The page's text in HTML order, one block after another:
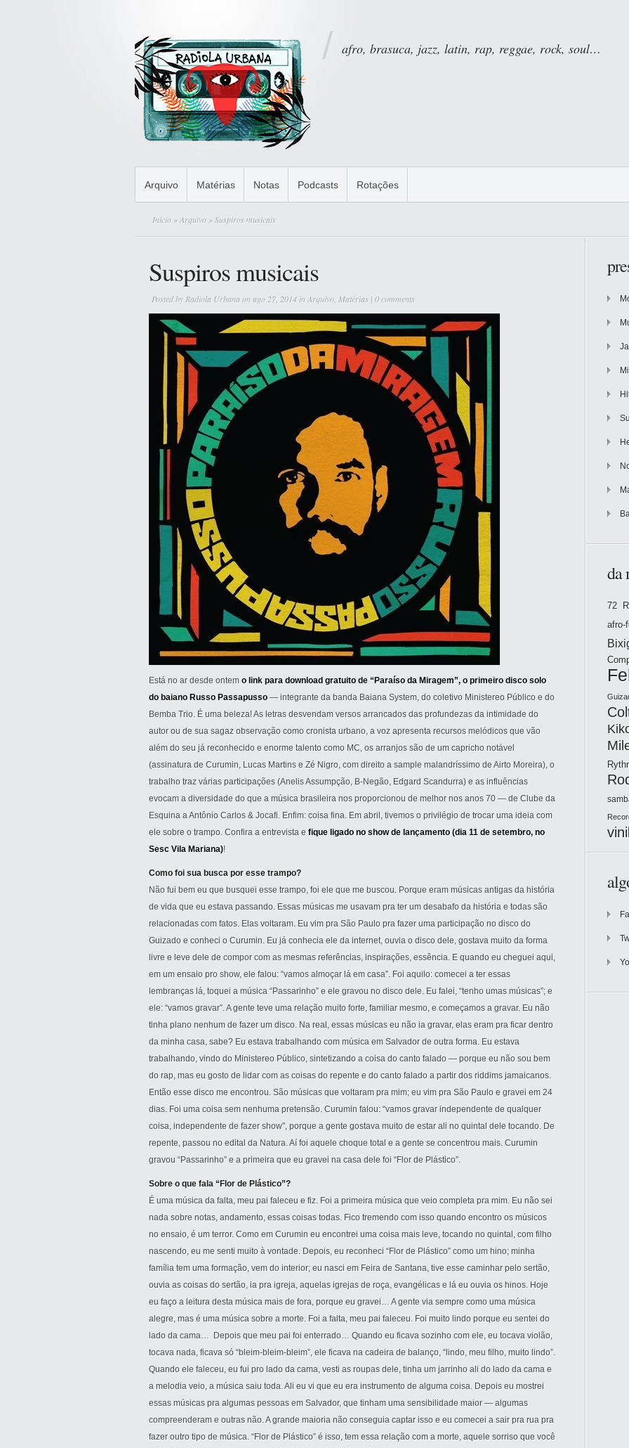
afro, brasuca, jazz, latin, rap, reggae, rock, soul…
Arquivo Matérias Notas Podcasts Rotações
Início »Arquivo » Suspiros musicais
Suspiros musicais
Posted by Radiola Urbanaon ago 27, 2014 inArquivo Matérias | 0 comments
Está no ar desde ontem o link para download gratuito de “Paraíso da Miragem”, o primeiro disco solo
do baiano Russo Passapusso — integrante da banda Baiana System, do coletivo Ministereo Público e do
Bemba Trio. É uma beleza! As letras desvendam versos arrancados das profundezas da intimidade do
autor ou de sua sagaz observação como cronista urbano, a voz apresenta recursos melódicos que vão
além do seu já reconhecido e enorme talento como MC, os arranjos são de um capricho notável
(assinatura de Curumin, Lucas Martins e Zé Nigro, com direito a sample malandríssimo de Airto Moreira), o
trabalho traz várias participações (Anelis Assumpção, B-Negão, Edgard Scandurra) e as influências
evocam a diversidade do que a música brasileira nos proporcionou de melhor nos anos 70 — de Clube da
Esquina a Antônio Carlos & Jocafi. Enfim: coisa fina. Em abril, tivemos o privilégio de trocar uma ideia com
ele sobre o trampo. Confira a entrevista e fique ligado no show de lançamento (dia 11 de setembro, no
Sesc Vila Mariana)!
Como foi sua busca por esse trampo?
Não fui bem eu que busquei esse trampo, foi ele que me buscou. Porque eram músicas antigas da história
de vida que eu estava passando. Essas músicas me usavam pra ter um desabafo da história e todas são
relacionadas com fatos. Elas voltaram. Eu vim pra São Paulo pra fazer uma participação no disco do
Guizado e conheci o Curumin. Eu já conhecia ele da internet, ouvia o disco dele, gostava muito da forma
livre e leve dele de compor com as mesmas referências, inspirações, essência. E quando eu cheguei aqui,
em um ensaio pro show, ele falou: “vamos almoçar lá em casa”. Foi aquilo: comecei a ter essas
lembranças lá, toquei a música “Passarinho” e ele gravou no disco dele. Eu falei, “tenho umas músicas”; e
ele: “vamos gravar”. A gente teve uma relação muito forte, familiar mesmo, e começamos a gravar. Eu não
tinha plano nenhum de fazer um disco. Na real, essas músicas eu não ia gravar, elas eram pra ficar dentro
da minha casa, sabe? Eu estava trabalhando com música em Salvador de outra forma. Eu estava
trabalhando, vindo do Ministereo Público, sintetizando a coisa do canto falado — porque eu não sou bem
do rap, mas eu gosto de lidar com as coisas do repente e do canto falado a partir dos riddims jamaicanos.
Então esse disco me encontrou. São músicas que voltaram pra mim; eu vim pra São Paulo e gravei em 24
dias. Foi uma coisa sem nenhuma pretensão. Curumin falou: “vamos gravar independente de qualquer
coisa, independente de fazer show”, porque a gente gostava muito de estar ali no quintal dele tocando. De
repente, passou no edital da Natura. Aí foi aquele choque total e a gente se concentrou mais. Curumin
gravou “Passarinho” e a primeira que eu gravei na casa dele foi “Flor de Plástico”.
Sobre o que fala “Flor de Plástico”?
É uma música da falta, meu pai faleceu e fiz. Foi a primeira música que veio completa pra mim. Eu não sei
nada sobre notas, andamento, essas coisas todas. Fico tremendo com isso quando encontro os músicos
no ensaio, é um terror. Como em Curumin eu encontrei uma coisa mais leve, tocando no quintal, com filho
nascendo, eu me senti muito à vontade. Depois, eu reconheci “Flor de Plástico” como um hino; minha
família tem uma formação, vem do interior; eu nasci em Feira de Santana, tive esse caminhar pelo sertão,
ouvia as coisas do sertão, ia pra igreja, aquelas igrejas de roça, evangélicas e lá eu ouvia os hinos. Hoje
eu faço a leitura desta música mais de fora, porque eu gravei… A gente via sempre como uma música
alegre, mas é uma música sobre a morte. Foi a falta, meu pai faleceu. Foi muito lindo porque eu sentei do
lado da cama… Depois que meu pai foi enterrado… Quando eu ficava sozinho com ele, eu tocava violão,
tocava nada, ficava só “bleim-bleim-bleim”, ele ficava na cadeira de balanço, “lindo, meu filho, muito lindo”.
Quando ele faleceu, eu fui pro lado da cama, vesti as roupas dele, tinha um jarrinho ali do lado da cama e
a melodia veio, a música saiu toda. Ali eu vi que eu era instrumento de alguma coisa. Depois eu mostrei
essas músicas pra algumas pessoas em Salvador, que tinham uma sensibilidade maior — algumas
compreenderam e outras não. A grande maioria não conseguia captar isso e eu comecei a sair pra rua pra
fazer outro tipo de música. “Flor de Plástico” é isso, tem essa relação com a morte, aquele sorriso que você
da
72
afro-
vinil